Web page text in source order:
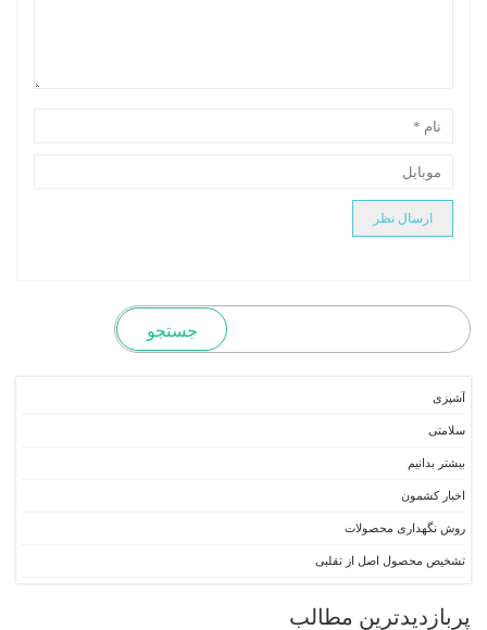
آشپزی
سلامتی
بیشتر بدانیم
اخبار کشمون
روش نگهداری محصولات
تشخیص محصول اصل از تقلبی
پربازدیدترین مطالب